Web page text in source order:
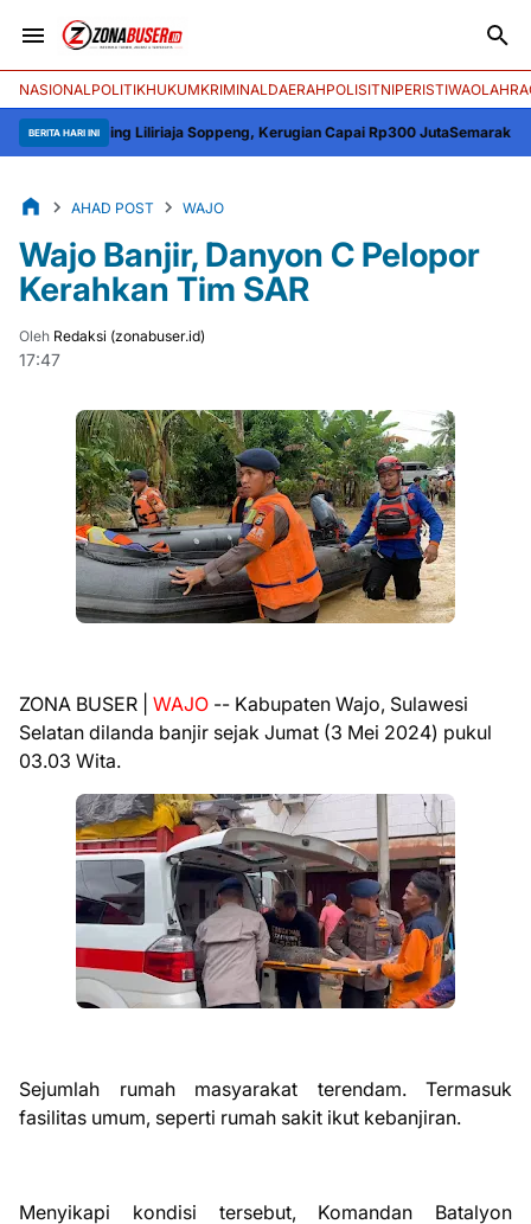
NASIONALPOLITIKHUKUMKRIMINALDAERAHPOLISITNIPERISTIWA
BERITA HARI INI
Liliriaja Soppeng, Kerugian Capai Rp300 JutaSemarak HUT ke-81 RI,
AHAD POST WAJO
Wajo Banjir, Danyon C Pelopor
Kerahkan Tim SAR
Oleh Redaksi (zonabuser.id)
17:47
ZONA BUSER | WAJO -- Kabupaten Wajo, Sulawesi
Selatan dilanda banjir sejak Jumat (3 Mei 2024) pukul
03.03 Wita.
Sejumlah rumah masyarakat terendam. Termasuk
fasilitas umum, seperti rumah sakit ikut kebanjiran.
Menyikapi kondisi tersebut, Komandan Batalyon